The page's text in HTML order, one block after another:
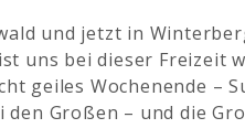
und jetzt in
uns bei dieser Freizeit
geiles Wochenende –
Großen – und die